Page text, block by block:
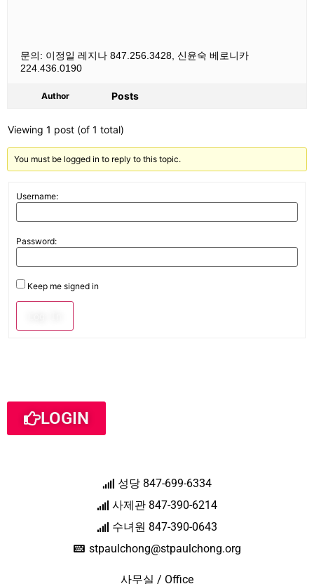
문의: 이정일 레지나 847.256.3428, 신윤숙 베로니카
224.436.0190
Author Posts
Viewing 1 post (of 1 total)
You must be logged in to reply to this topic.
Username:
Password:
Keep me signed in
LOGIN
성당 847-699-6334
사제관 847-390-6214
수녀원 847-390-0643
stpaulchong@stpaulchong.org
사무실 / Office